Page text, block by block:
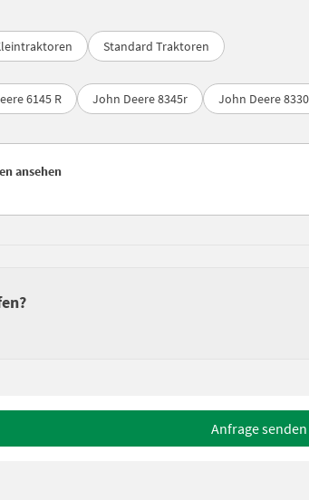
Standard Traktoren
6145 R John Deere 8345r John Deere 8330
ansehen
Anfrage senden